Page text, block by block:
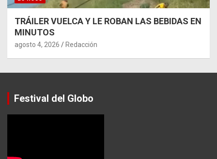
TRÁILER VUELCA Y LE ROBAN LAS BEBIDAS EN
MINUTOS
agosto 4, 2026 Redacción
Festival del Globo